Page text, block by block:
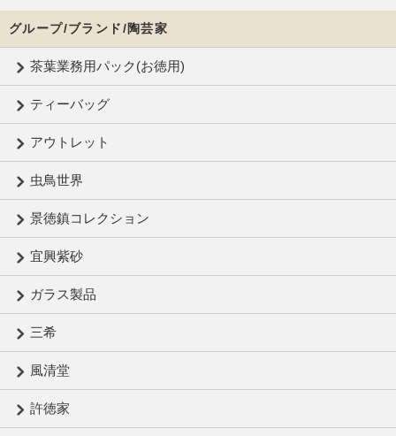
グループ/ブランド/陶芸家
茶葉業務用パック(お徳用)
ティーバッグ
アウトレット
虫鳥世界
景徳鎮コレクション
宜興紫砂
ガラス製品
三希
風清堂
許徳家